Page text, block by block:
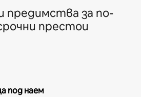
предимства за по-
престои
под наем